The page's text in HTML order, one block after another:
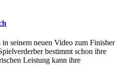
seinem neuen Video zum Finisher
bestimmt schon ihre
Leistung kann ihre